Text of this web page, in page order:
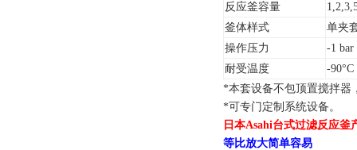
反应釜容量
釜体样式
单夹
操作压力
-1 bar
耐受温度
-
*本套设备不包顶置搅拌器
*可专门定制系统设备。
日本Asahi台式过滤反应釜
等比放大简单容易​